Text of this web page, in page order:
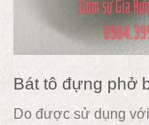
Bát tô đựng phở
Do được sử dụng